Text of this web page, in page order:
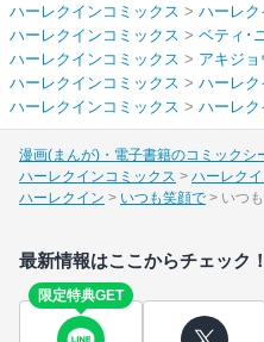
ハーレクインコミックス > ハーレク
ハーレクインコミックス > ベティ･
ハーレクインコミックス > アキジョ
ハーレクインコミックス > ハーレク
ハーレクインコミックス > ハーレク
漫画(まんが)・電子書籍のコミックシ
ハーレクインコミックス
ハーレク
ハーレクイン
いつも笑顔で いつ
最新情報はここからチェック！
限定特典GET